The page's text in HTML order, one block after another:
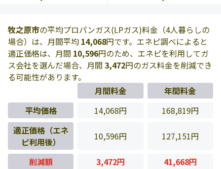
牧之原市の平均プロパンガス(LPガス)料金（4人暮らしの
場合）は、月間平均 14,068円です。エネピ調べによると
適正価格は、月間 10,596円のため、エネピを利用してガ
ス会社を選んだ場合、月間 3,472円のガス料金を削減でき
る可能性があります。
月間料金
年間料金
平均価格
14,068円
168,819円
適正価格（エネ
ピ利用後）
10,596円 127,151円
削減額 3,472円 41,668円